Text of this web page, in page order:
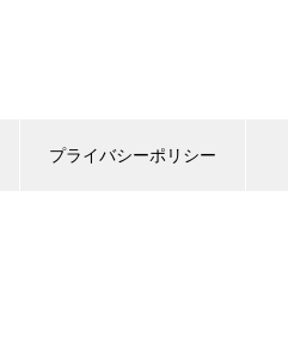
プライバシーポリシー